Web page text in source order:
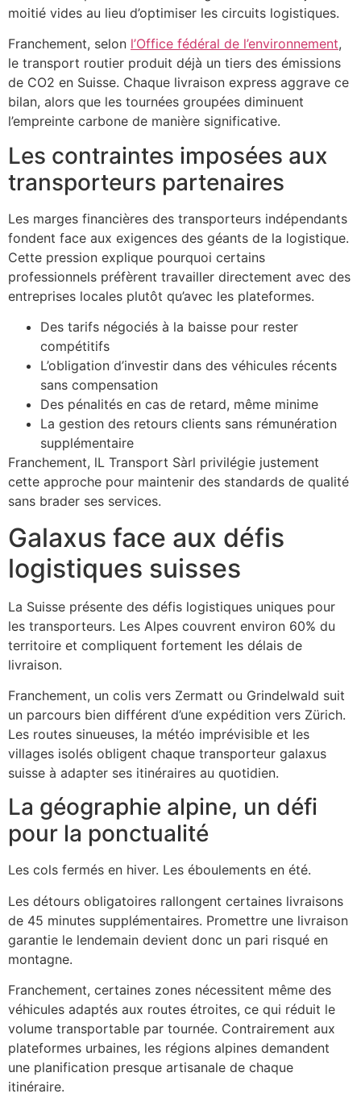
moitié vides au lieu d’optimiser les circuits logistiques.
Franchement, selon l’Office fédéral de l’environnement,
le transport routier produit déjà un tiers des émissions
de CO2 en Suisse. Chaque livraison express aggrave ce
bilan, alors que les tournées groupées diminuent
l’empreinte carbone de manière significative.
Les contraintes imposées aux
transporteurs partenaires
Les marges financières des transporteurs indépendants
fondent face aux exigences des géants de la logistique.
Cette pression explique pourquoi certains
professionnels préfèrent travailler directement avec des
entreprises locales plutôt qu’avec les plateformes.
Des tarifs négociés à la baisse pour rester
compétitifs
L’obligation d’investir dans des véhicules récents
sans compensation
Des pénalités en cas de retard, même minime
La gestion des retours clients sans rémunération
supplémentaire
Franchement, lL Transport Sàrl privilégie justement
cette approche pour maintenir des standards de qualité
sans brader ses services.
Galaxus face aux défis
logistiques suisses
La Suisse présente des défis logistiques uniques pour
les transporteurs. Les Alpes couvrent environ 60% du
territoire et compliquent fortement les délais de
livraison.
Franchement, un colis vers Zermatt ou Grindelwald suit
un parcours bien différent d’une expédition vers Zürich.
Les routes sinueuses, la météo imprévisible et les
villages isolés obligent chaque transporteur galaxus
suisse à adapter ses itinéraires au quotidien.
La géographie alpine, un défi
pour la ponctualité
Les cols fermés en hiver. Les éboulements en été.
Les détours obligatoires rallongent certaines livraisons
de 45 minutes supplémentaires. Promettre une livraison
garantie le lendemain devient donc un pari risqué en
montagne.
Franchement, certaines zones nécessitent même des
véhicules adaptés aux routes étroites, ce qui réduit le
volume transportable par tournée. Contrairement aux
plateformes urbaines, les régions alpines demandent
une planification presque artisanale de chaque
itinéraire.